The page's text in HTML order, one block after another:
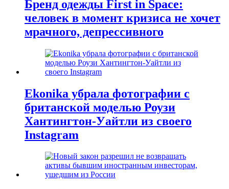
Бренд одежды First in Space:
человек в момент кризиса не хочет
мрачного, депрессивного
Ekonika убрала фотографии с
британской моделью Роузи
Хантингтон-Уайтли из своего
Instagram